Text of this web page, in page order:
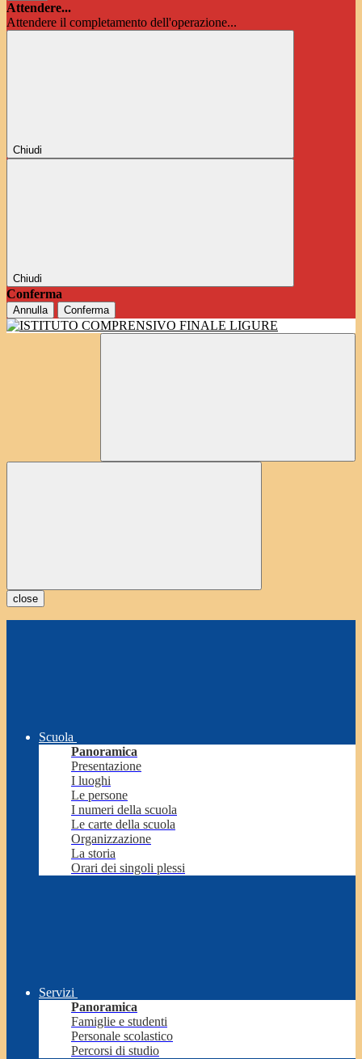
Attendere...
Attendere il completamento dell'operazione...
Chiudi
Chiudi
Conferma
Annulla Conferma
close
Scuola
Panoramica
Presentazione
I luoghi
Le persone
I numeri della scuola
Le carte della scuola
Organizzazione
La storia
Orari dei singoli plessi
Servizi
Panoramica
Famiglie e studenti
Personale scolastico
Percorsi di studio